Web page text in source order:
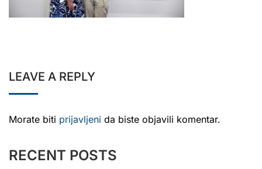
LEAVE A REPLY
Morate biti prijavljeni da biste objavili komentar.
RECENT POSTS